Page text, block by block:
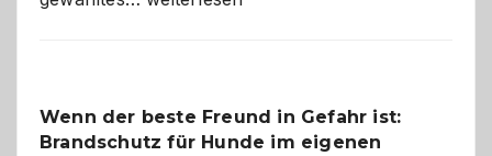
und
herzlich
Wenn der beste Freund in Gefahr ist:
Brandschutz für Hunde im eigenen